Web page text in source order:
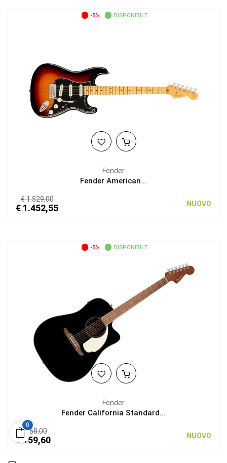
-5% DISPONIBILE
Fender
Fender American...
€ 1.529,00
€ 1.452,55 NUOVO
-5% DISPONIBILE
Fender
Fender California Standard...
€ 168,00
€ 159,60 NUOVO
0